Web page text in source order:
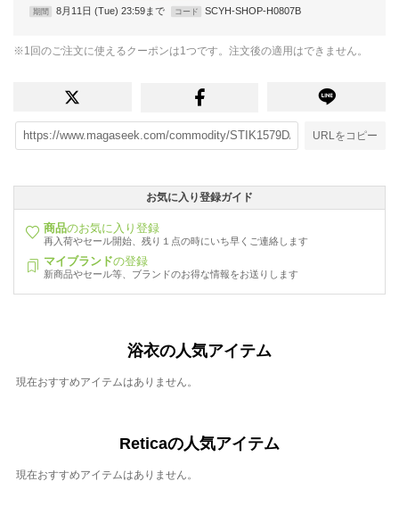
期間 8月11日 (Tue) 23:59まで コード SCYH-SHOP-H0807B
※1回のご注文に使えるクーポンは1つです。注文後の適用はできません。
URLをコピー
お気に入り登録ガイド
商品のお気に入り登録
再入荷やセール開始、残り１点の時にいち早くご連絡します
マイブランドの登録
新商品やセール等、ブランドのお得な情報をお送りします
浴衣の人気アイテム
現在おすすめアイテムはありません。
Reticaの人気アイテム
現在おすすめアイテムはありません。